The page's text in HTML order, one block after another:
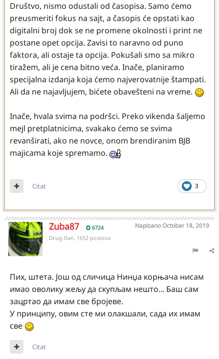
Društvo, nismo odustali od časopisa. Samo ćemo
preusmeriti fokus na sajt, a časopis će opstati kao
digitalni broj dok se ne promene okolnosti i print ne
postane opet opcija. Zavisi to naravno od puno
faktora, ali ostaje ta opcija. Pokušali smo sa mikro
tiražem, ali je cena bitno veća. Inače, planiramo
specijalna izdanja koja ćemo najverovatnije štampati.
Ali da ne najavljujem, bićete obavešteni na vreme.
Inače, hvala svima na podršci. Preko vikenda šaljemo
mejl pretplatnicima, svakako ćemo se svima
revanširati, ako ne novce, onom brendiranim BJB
majicama koje spremamo.
3
Citat
Zuba87 6724 NapisanoOctobar 18, 2019
Drug član, 1652 postova
Пих, штета. Још од сличица Нинџа корњача нисам
имао оволику жељу да скупљам нешто... Баш сам
зацртао да имам све бројеве.
У принципу, овим сте ми олакшали, сада их имам
све
Citat